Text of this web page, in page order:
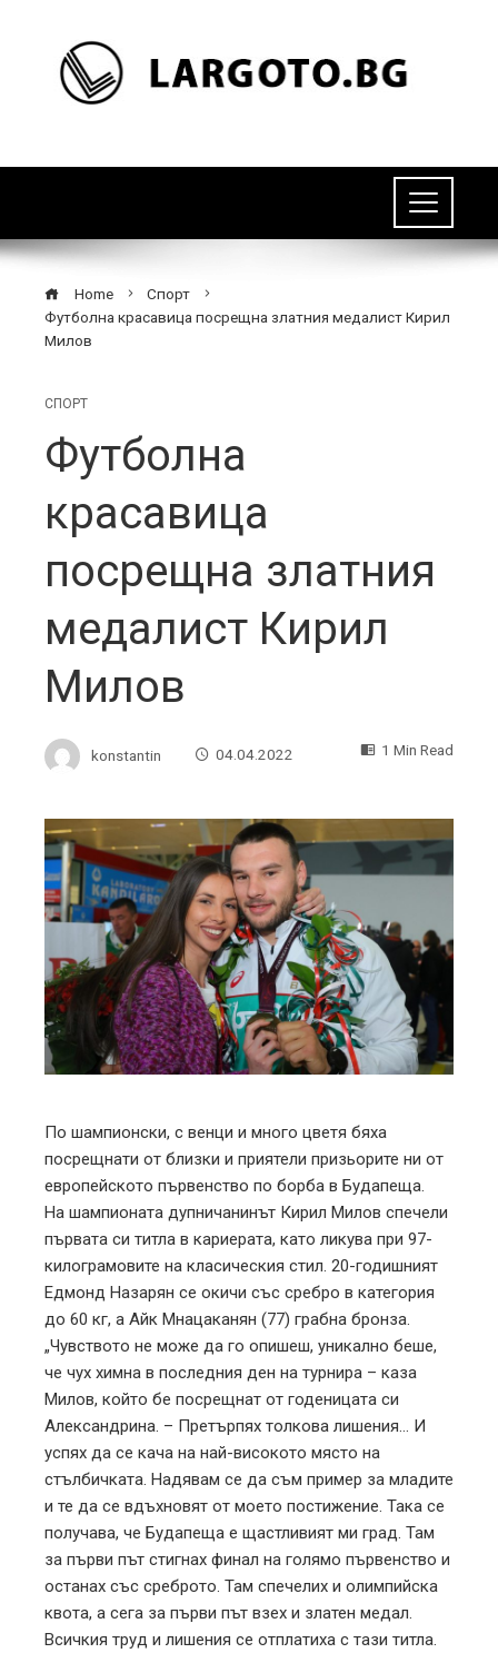
Home
Спорт
Футболна красавица посрещна златния медалист Кирил
Милов
СПОРТ
Футболна
красавица
посрещна златния
медалист Кирил
Милов
konstantin 04.04.2022 1 Min Read
По шампионски, с венци и много цветя бяха
посрещнати от близки и приятели призьорите ни от
европейското първенство по борба в Будапеща.
На шампионата дупничанинът Кирил Милов спечели
първата си титла в кариерата, като ликува при 97-
килограмовите на класическия стил. 20-годишният
Едмонд Назарян се окичи със сребро в категория
до 60 кг, а Айк Мнацаканян (77) грабна бронза.
„Чувството не може да го опишеш, уникално беше,
че чух химна в последния ден на турнира – каза
Милов, който бе посрещнат от годеницата си
Александрина. – Претърпях толкова лишения… И
успях да се кача на най-високото място на
стълбичката. Надявам се да съм пример за младите
и те да се вдъхновят от моето постижение. Така се
получава, че Будапеща е щастливият ми град. Там
за първи път стигнах финал на голямо първенство и
останах със среброто. Там спечелих и олимпийска
квота, а сега за първи път взех и златен медал.
Всичкия труд и лишения се отплатиха с тази титла.